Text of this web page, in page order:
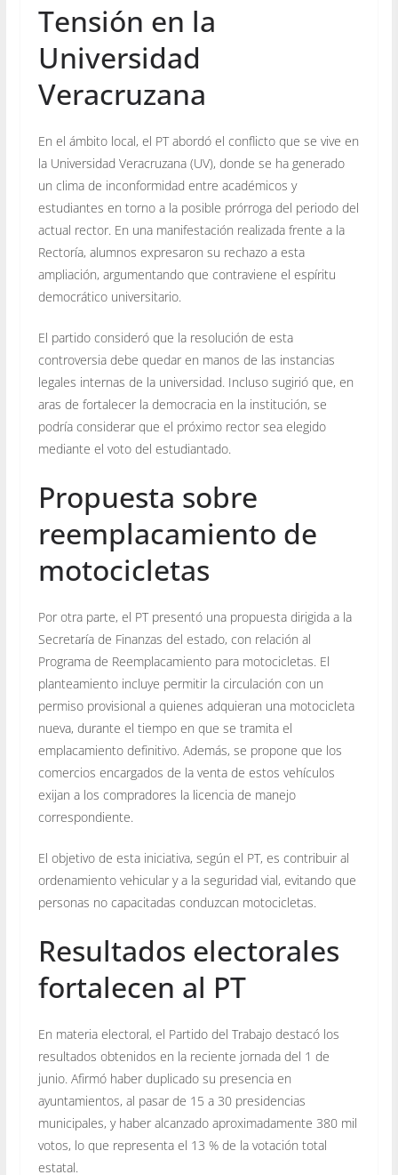
Tensión en la
Universidad
Veracruzana
En el ámbito local, el PT abordó el conflicto que se vive en
la Universidad Veracruzana (UV), donde se ha generado
un clima de inconformidad entre académicos y
estudiantes en torno a la posible prórroga del periodo del
actual rector. En una manifestación realizada frente a la
Rectoría, alumnos expresaron su rechazo a esta
ampliación, argumentando que contraviene el espíritu
democrático universitario.
El partido consideró que la resolución de esta
controversia debe quedar en manos de las instancias
legales internas de la universidad. Incluso sugirió que, en
aras de fortalecer la democracia en la institución, se
podría considerar que el próximo rector sea elegido
mediante el voto del estudiantado.
Propuesta sobre
reemplacamiento de
motocicletas
Por otra parte, el PT presentó una propuesta dirigida a la
Secretaría de Finanzas del estado, con relación al
Programa de Reemplacamiento para motocicletas. El
planteamiento incluye permitir la circulación con un
permiso provisional a quienes adquieran una motocicleta
nueva, durante el tiempo en que se tramita el
emplacamiento definitivo. Además, se propone que los
comercios encargados de la venta de estos vehículos
exijan a los compradores la licencia de manejo
correspondiente.
El objetivo de esta iniciativa, según el PT, es contribuir al
ordenamiento vehicular y a la seguridad vial, evitando que
personas no capacitadas conduzcan motocicletas.
Resultados electorales
fortalecen al PT
En materia electoral, el Partido del Trabajo destacó los
resultados obtenidos en la reciente jornada del 1 de
junio. Afirmó haber duplicado su presencia en
ayuntamientos, al pasar de 15 a 30 presidencias
municipales, y haber alcanzado aproximadamente 380 mil
votos, lo que representa el 13 % de la votación total
estatal.